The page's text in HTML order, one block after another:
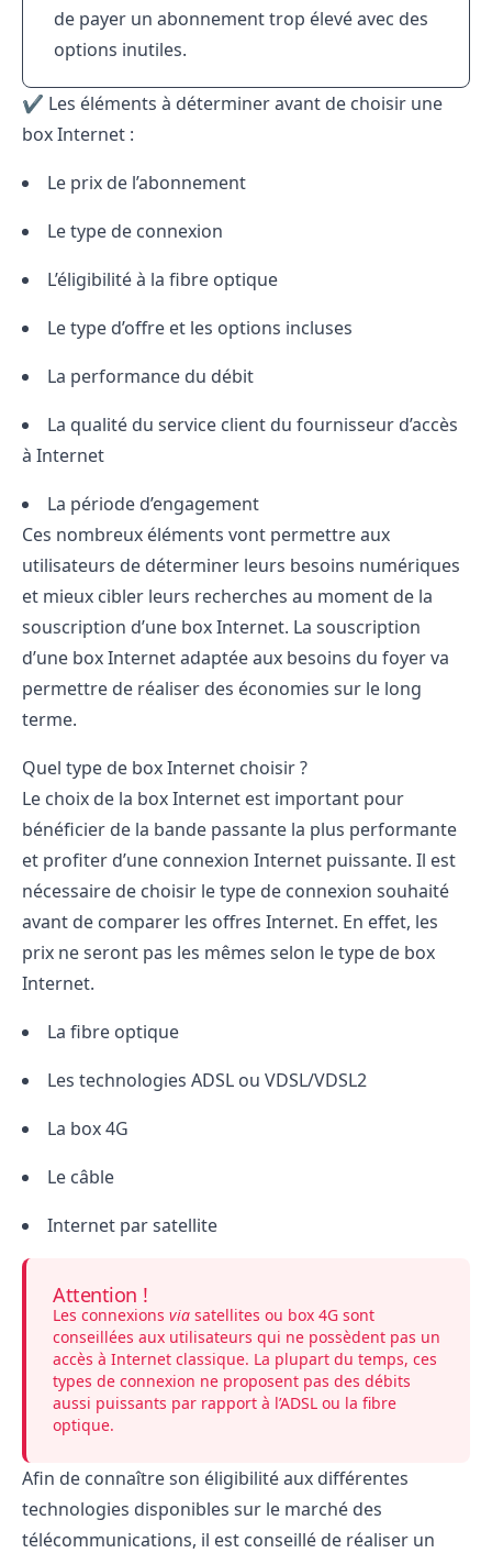
de payer un abonnement trop élevé avec des
options inutiles.
✔️ Les éléments à déterminer avant de choisir une
box Internet :
Le prix de l’abonnement
Le type de connexion
L’éligibilité à la fibre optique
Le type d’offre et les options incluses
La performance du débit
La qualité du service client du fournisseur d’accès
à Internet
La période d’engagement
Ces nombreux éléments vont permettre aux
utilisateurs de déterminer leurs besoins numériques
et mieux cibler leurs recherches au moment de la
souscription d’une box Internet. La souscription
d’une box Internet adaptée aux besoins du foyer va
permettre de réaliser des économies sur le long
terme.
Quel type de box Internet choisir ?
Le choix de la box Internet est important pour
bénéficier de la bande passante la plus performante
et profiter d’une connexion Internet puissante. Il est
nécessaire de choisir le type de connexion souhaité
avant de comparer les offres Internet. En effet, les
prix ne seront pas les mêmes selon le type de box
Internet.
La fibre optique
Les technologies ADSL ou VDSL/VDSL2
La box 4G
Le câble
Internet par satellite
Attention !
Les connexions via satellites ou box 4G sont
conseillées aux utilisateurs qui ne possèdent pas un
accès à Internet classique. La plupart du temps, ces
types de connexion ne proposent pas des débits
aussi puissants par rapport à l’ADSL ou la fibre
optique.
Afin de connaître son éligibilité aux différentes
technologies disponibles sur le marché des
télécommunications, il est conseillé de réaliser un